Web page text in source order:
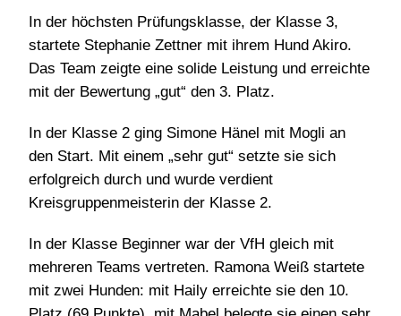
In der höchsten Prüfungsklasse, der Klasse 3,
startete Stephanie Zettner mit ihrem Hund Akiro.
Das Team zeigte eine solide Leistung und erreichte
mit der Bewertung „gut“ den 3. Platz.
In der Klasse 2 ging Simone Hänel mit Mogli an
den Start. Mit einem „sehr gut“ setzte sie sich
erfolgreich durch und wurde verdient
Kreisgruppenmeisterin der Klasse 2.
In der Klasse Beginner war der VfH gleich mit
mehreren Teams vertreten. Ramona Weiß startete
mit zwei Hunden: mit Haily erreichte sie den 10.